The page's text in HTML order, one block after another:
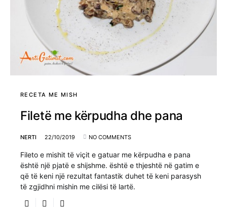
RECETA ME MISH
Filetë me kërpudha dhe pana
NERTI 22/10/2019 NO COMMENTS
Fileto e mishit të viçit e gatuar me kërpudha e pana
është një pjatë e shijshme. është e thjeshtë në gatim e
që të keni një rezultat fantastik duhet të keni parasysh
të zgjidhni mishin me cilësi të lartë.